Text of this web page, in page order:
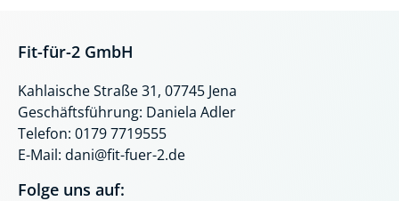
Fit-für-2 GmbH
Kahlaische Straße 31, 07745 Jena
Geschäftsführung: Daniela Adler
Telefon: 0179 7719555
E-Mail: dani@fit-fuer-2.de
Folge uns auf: